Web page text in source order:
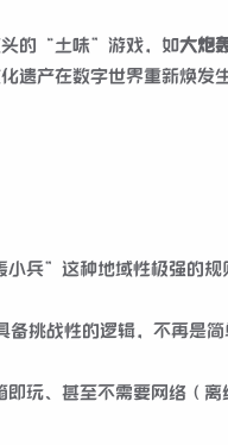
头的“土味”游戏，如大炮
遗产在数字世界重新焕发
兵”这种地域性极强的规
挑战性的逻辑，不再是
玩、甚至不需要网络（